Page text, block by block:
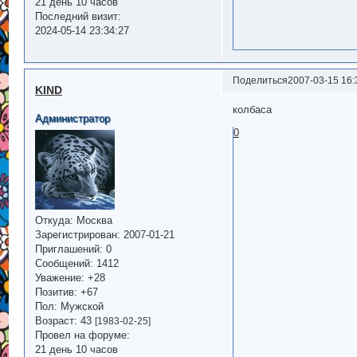
Последний визит:
2024-05-14 23:34:27
Поделиться2007-03-15
KIND
Администратор
Откуда: Москва
Зарегистрирован: 2007-01-21
Приглашений: 0
Сообщений: 1412
Уважение: +28
Позитив: +67
Пол: Мужской
Возраст: 43 [1983-02-25]
Провел на форуме:
21 день 10 часов
колбаса
0